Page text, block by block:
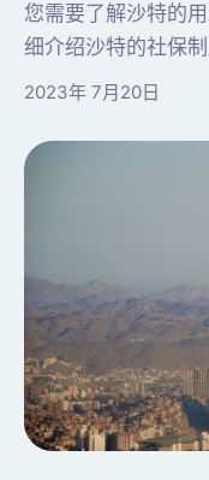
您需要了解沙特的
细介绍沙特的社保
2023年 7月20日